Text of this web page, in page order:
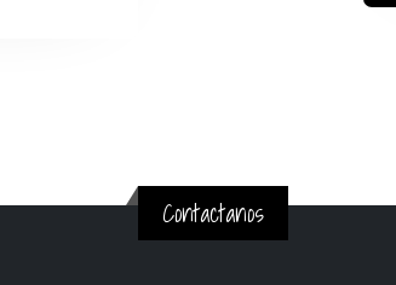
Contactanos